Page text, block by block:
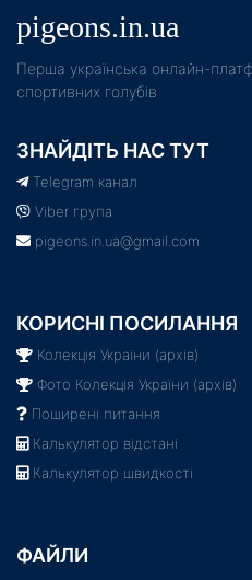
pigeons.in.ua
Пeрша українська онлайн-
спортивних голубів
ЗНАЙДІТЬ НАС ТУТ
Telegram канал
Viber група
pigeons.in.ua@gmail.com
КОРИСНІ ПОСИЛАННЯ
Колекція України (архів)
Фото Колекція України (архів)
Поширені питання
Калькулятор відстані
Калькулятор швидкості
ФАЙЛИ